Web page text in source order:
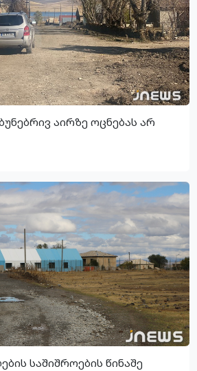
აირზე ოცნებას არ
საშიშროების წინაშე